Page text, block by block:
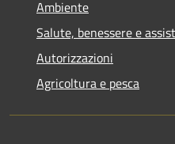
Ambiente
Salute, benessere e
Autorizzazioni
Agricoltura e pesca